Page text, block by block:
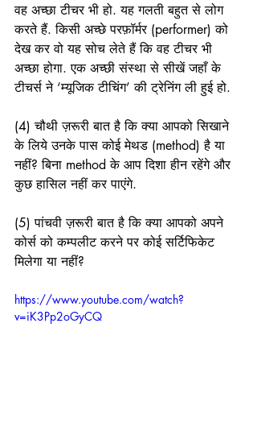
वह अच्छा टीचर भी हो. यह गलती बहुत से लोग
करते हैं. किसी अच्छे परफ़ॉर्मर (performer) को
देख कर वो यह सोच लेते हैं कि वह टीचर भी
अच्छा होगा. एक अच्छी संस्था से सीखें जहाँ के
टीचर्स ने ‘म्यूजिक टीचिंग’ की ट्रेनिंग ली हुई हो.
(4) चौथी ज़रूरी बात है कि क्या आपको सिखाने
के लिये उनके पास कोई मेथड (method) है या
नहीं? बिना method के आप दिशा हीन रहेंगे और
कुछ हासिल नहीं कर पाएंगे.
(5) पांचवी ज़रूरी बात है कि क्या आपको अपने
कोर्स को कम्पलीट करने पर कोई सर्टिफिकेट
मिलेगा या नहीं?
https://www.youtube.com/watch?
v=iK3Pp2oGyCQ